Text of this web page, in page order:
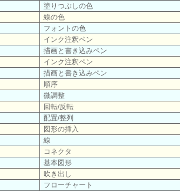
塗りつぶしの色
線の色
フォントの色
インク注釈ペン
描画と書き込みペン
インク注釈ペン
描画と書き込みペン
順序
微調整
回転/反転
配置/整列
図形の挿入
線
コネクタ
基本図形
吹き出し
フローチャート